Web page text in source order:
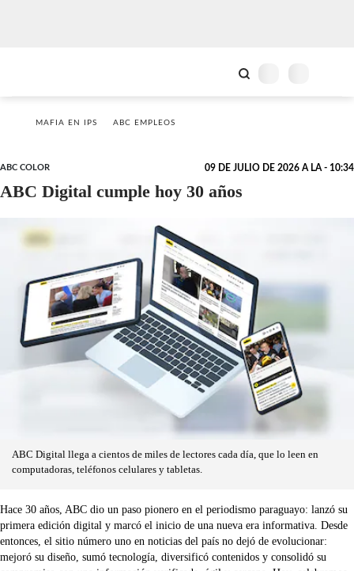
MAFIA EN IPS ABC EMPLEOS
ABC COLOR 09 DE JULIO DE 2026 A LA - 10:34
ABC Digital cumple hoy 30 años
ABC Digital llega a cientos de miles de lectores cada día, que lo leen en
computadoras, teléfonos celulares y tabletas.
Hace 30 años, ABC dio un paso pionero en el periodismo paraguayo: lanzó su
primera edición digital y marcó el inicio de una nueva era informativa. Desde
entonces, el sitio número uno en noticias del país no dejó de evolucionar:
mejoró su diseño, sumó tecnología, diversificó contenidos y consolidó su